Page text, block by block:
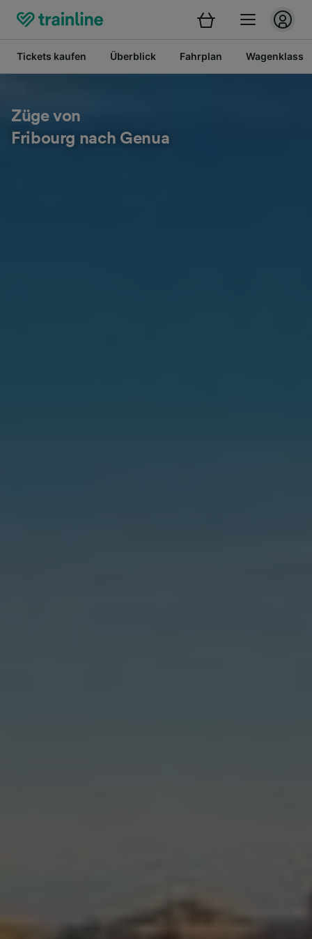
Tickets kaufen Überblick Fahrplan
Züge von
Fribourg nach Genua